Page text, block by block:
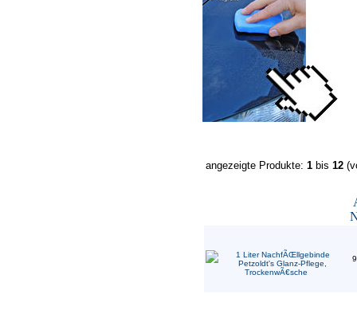
angezeigte Produkte: 1 bis 12